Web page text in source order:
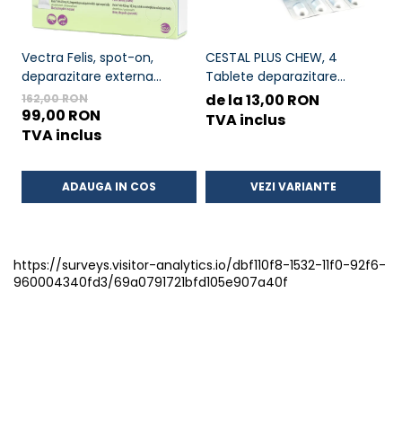
Vectra Felis, spot-on,
deparazitare externa
pentru pisici, 3 pipete
162,00 RON
99,00 RON
TVA inclus
ADAUGA IN COS
CESTAL PLUS CHEW, 4
Tablete deparazitare
interna pentru caini
de la 13,00 RON
TVA inclus
VEZI VARIANTE
https://surveys.visitor-analytics.io/dbf110f8-1532-11f0-92f6-
960004340fd3/69a0791721bfd105e907a40f